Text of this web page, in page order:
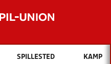
Hvad vil du søge efter?
SPILLESTED KAMP